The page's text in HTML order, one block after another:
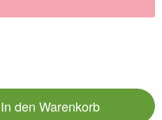
In den Warenkorb